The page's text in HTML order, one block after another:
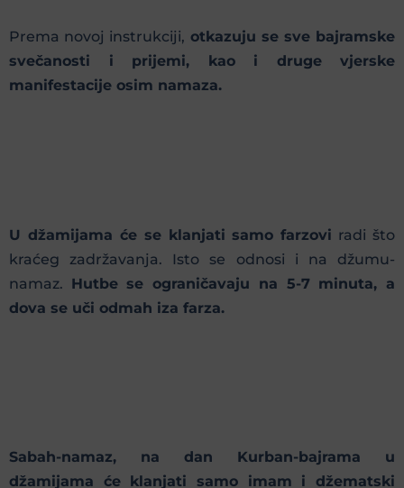
Prema novoj instrukciji, otkazuju se sve bajramske
svečanosti i prijemi, kao i druge vjerske
manifestacije osim namaza.
U džamijama će se klanjati samo farzovi radi što
kraćeg zadržavanja. Isto se odnosi i na džumu-
namaz. Hutbe se ograničavaju na 5-7 minuta, a
dova se uči odmah iza farza.
Sabah-namaz, na dan Kurban-bajrama u
džamijama će klanjati samo imam i džematski